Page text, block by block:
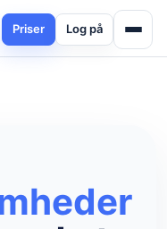
Priser Log på